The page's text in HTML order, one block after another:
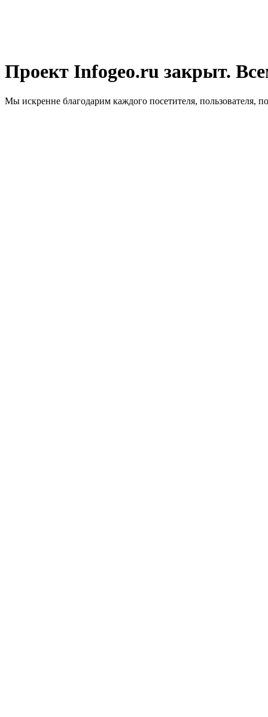
Проект Infogeo.ru закрыт.
Мы искренне благодарим каждого посетителя, пользователя,